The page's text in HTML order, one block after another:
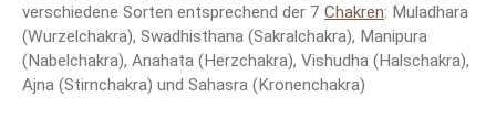
verschiedene Sorten entsprechend der 7 Chakren: Muladhara
(Wurzelchakra), Swadhisthana (Sakralchakra), Manipura
(Nabelchakra), Anahata (Herzchakra), Vishudha (Halschakra),
Ajna (Stirnchakra) und Sahasra (Kronenchakra)